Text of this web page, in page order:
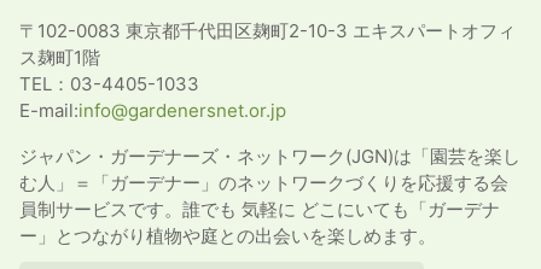
〒102-0083 東京都千代田区麹町2-10-3 エキスパートオフィ
ス麹町1階
TEL：03-4405-1033
E-mail:info@gardenersnet.or.jp
ジャパン・ガーデナーズ・ネットワーク(JGN)は「園芸を楽し
む人」＝「ガーデナー」のネットワークづくりを応援する会
員制サービスです。誰でも 気軽に どこにいても「ガーデナ
ー」とつながり植物や庭との出会いを楽しめます。